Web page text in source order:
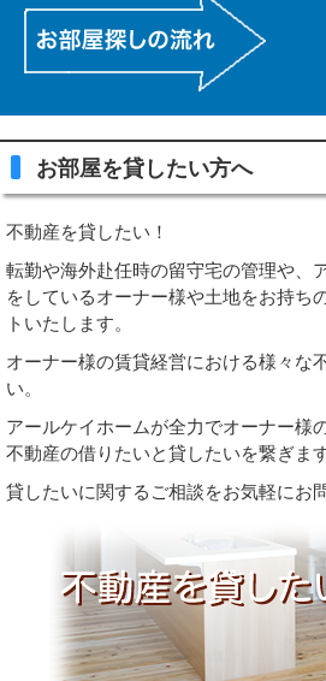
お部屋を貸したい方へ
不動産を貸したい！
転勤や海外赴任時の留守宅の管理や、
をしているオーナー様や土地をお持ち
トいたします。
オーナー様の賃貸経営における様々な
い。
アールケイホームが全力でオーナー様
不動産の借りたいと貸したいを繋ぎま
貸したいに関するご相談をお気軽にお